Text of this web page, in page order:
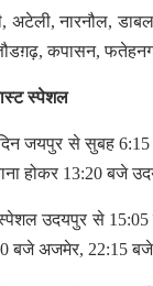
अटेली, नारनौल,
कपासन,
स्पेशल
जयपुर से सुबह 6:15
होकर 13:20 बजे
उदयपुर से 15:05
बजे अजमेर, 22:15